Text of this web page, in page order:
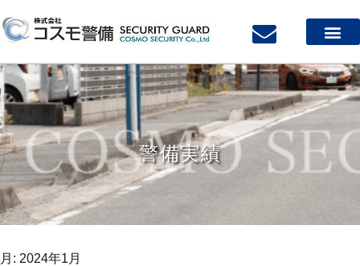
警備実績
月: 2024年1月